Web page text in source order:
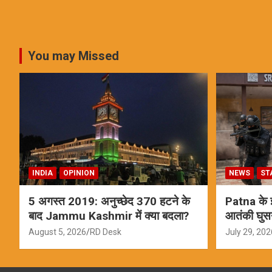
You may Missed
INDIA OPINION
5 अगस्त 2019: अनुच्छेद 370 हटने के
बाद Jammu Kashmir में क्या बदला?
August 5, 2026 RD Desk
NEWS
Patna के
आतंकी
ऑपरेशन;
July 29,